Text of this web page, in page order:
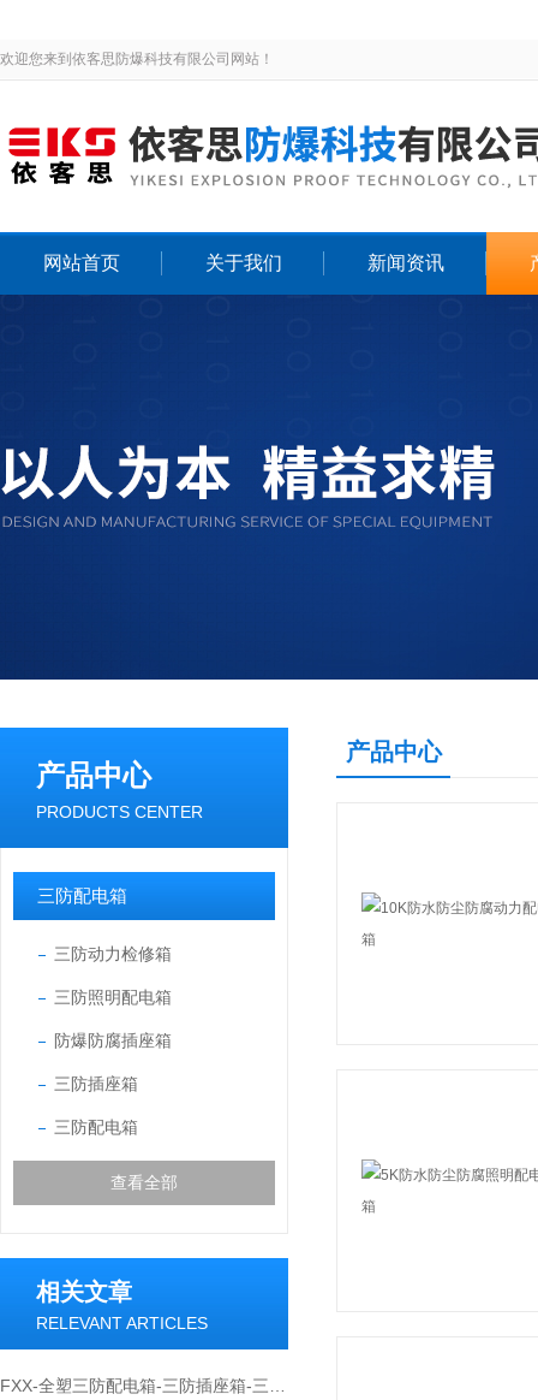
欢迎您来到依客思防爆科技有限公司网站！
网站首页 关于我们 新闻资讯
产品中心
PRODUCTS CENTER
三防配电箱
三防动力检修箱
三防照明配电箱
防爆防腐插座箱
三防插座箱
三防配电箱
查看全部
相关文章
RELEVANT ARTICLES
产品中心